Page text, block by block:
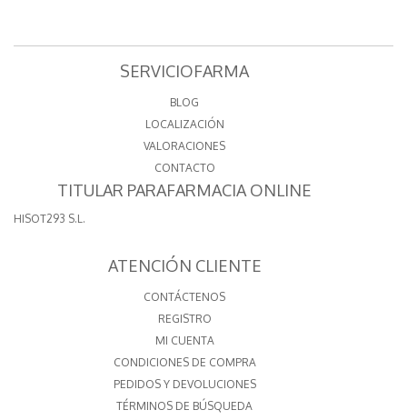
SERVICIOFARMA
BLOG
LOCALIZACIÓN
VALORACIONES
CONTACTO
TITULAR PARAFARMACIA ONLINE
HISOT293 S.L.
ATENCIÓN CLIENTE
CONTÁCTENOS
REGISTRO
MI CUENTA
CONDICIONES DE COMPRA
PEDIDOS Y DEVOLUCIONES
TÉRMINOS DE BÚSQUEDA